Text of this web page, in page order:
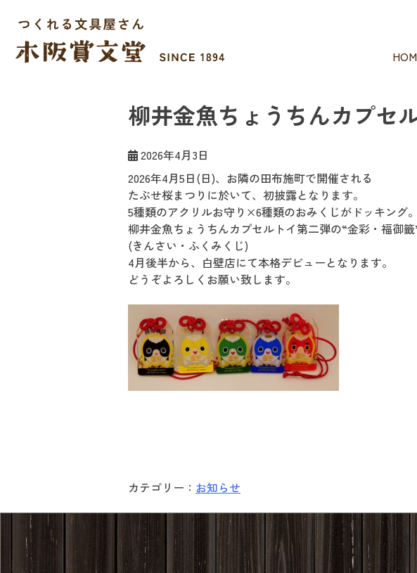
Skip
content
柳井金魚ちょうちんカプセ
2026年4月3日
2026年4月5日(日)、お隣の田布施町で開催される
たぶせ桜まつりに於いて、初披露となります。
5種類のアクリルお守り×6種類のおみくじがドッキング。
柳井金魚ちょうちんカプセルトイ第二弾の“金彩・福御籤
(きんさい・ふくみくじ)
4月後半から、白壁店にて本格デビューとなります。
どうぞよろしくお願い致します。
カテゴリー： お知らせ